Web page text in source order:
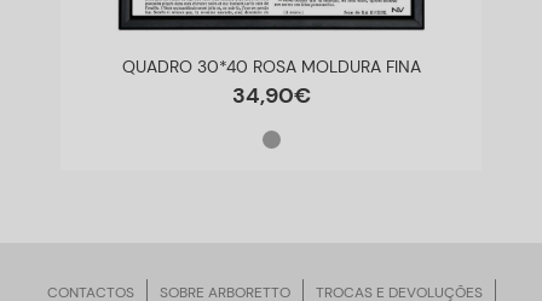
QUADRO 30*40 ROSA MOLDURA FINA
34,90€
CONTACTOS SOBRE ARBORETTO TROCAS E DEVOLUÇÕES